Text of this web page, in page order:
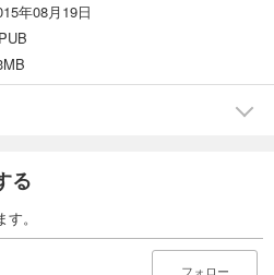
― 29
カート
― 30
カート
年08月19日
る
。
フォロー